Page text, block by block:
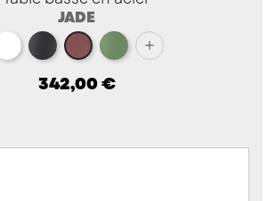
JADE
blanc noir red brown métallisé
vert+
342,00 €